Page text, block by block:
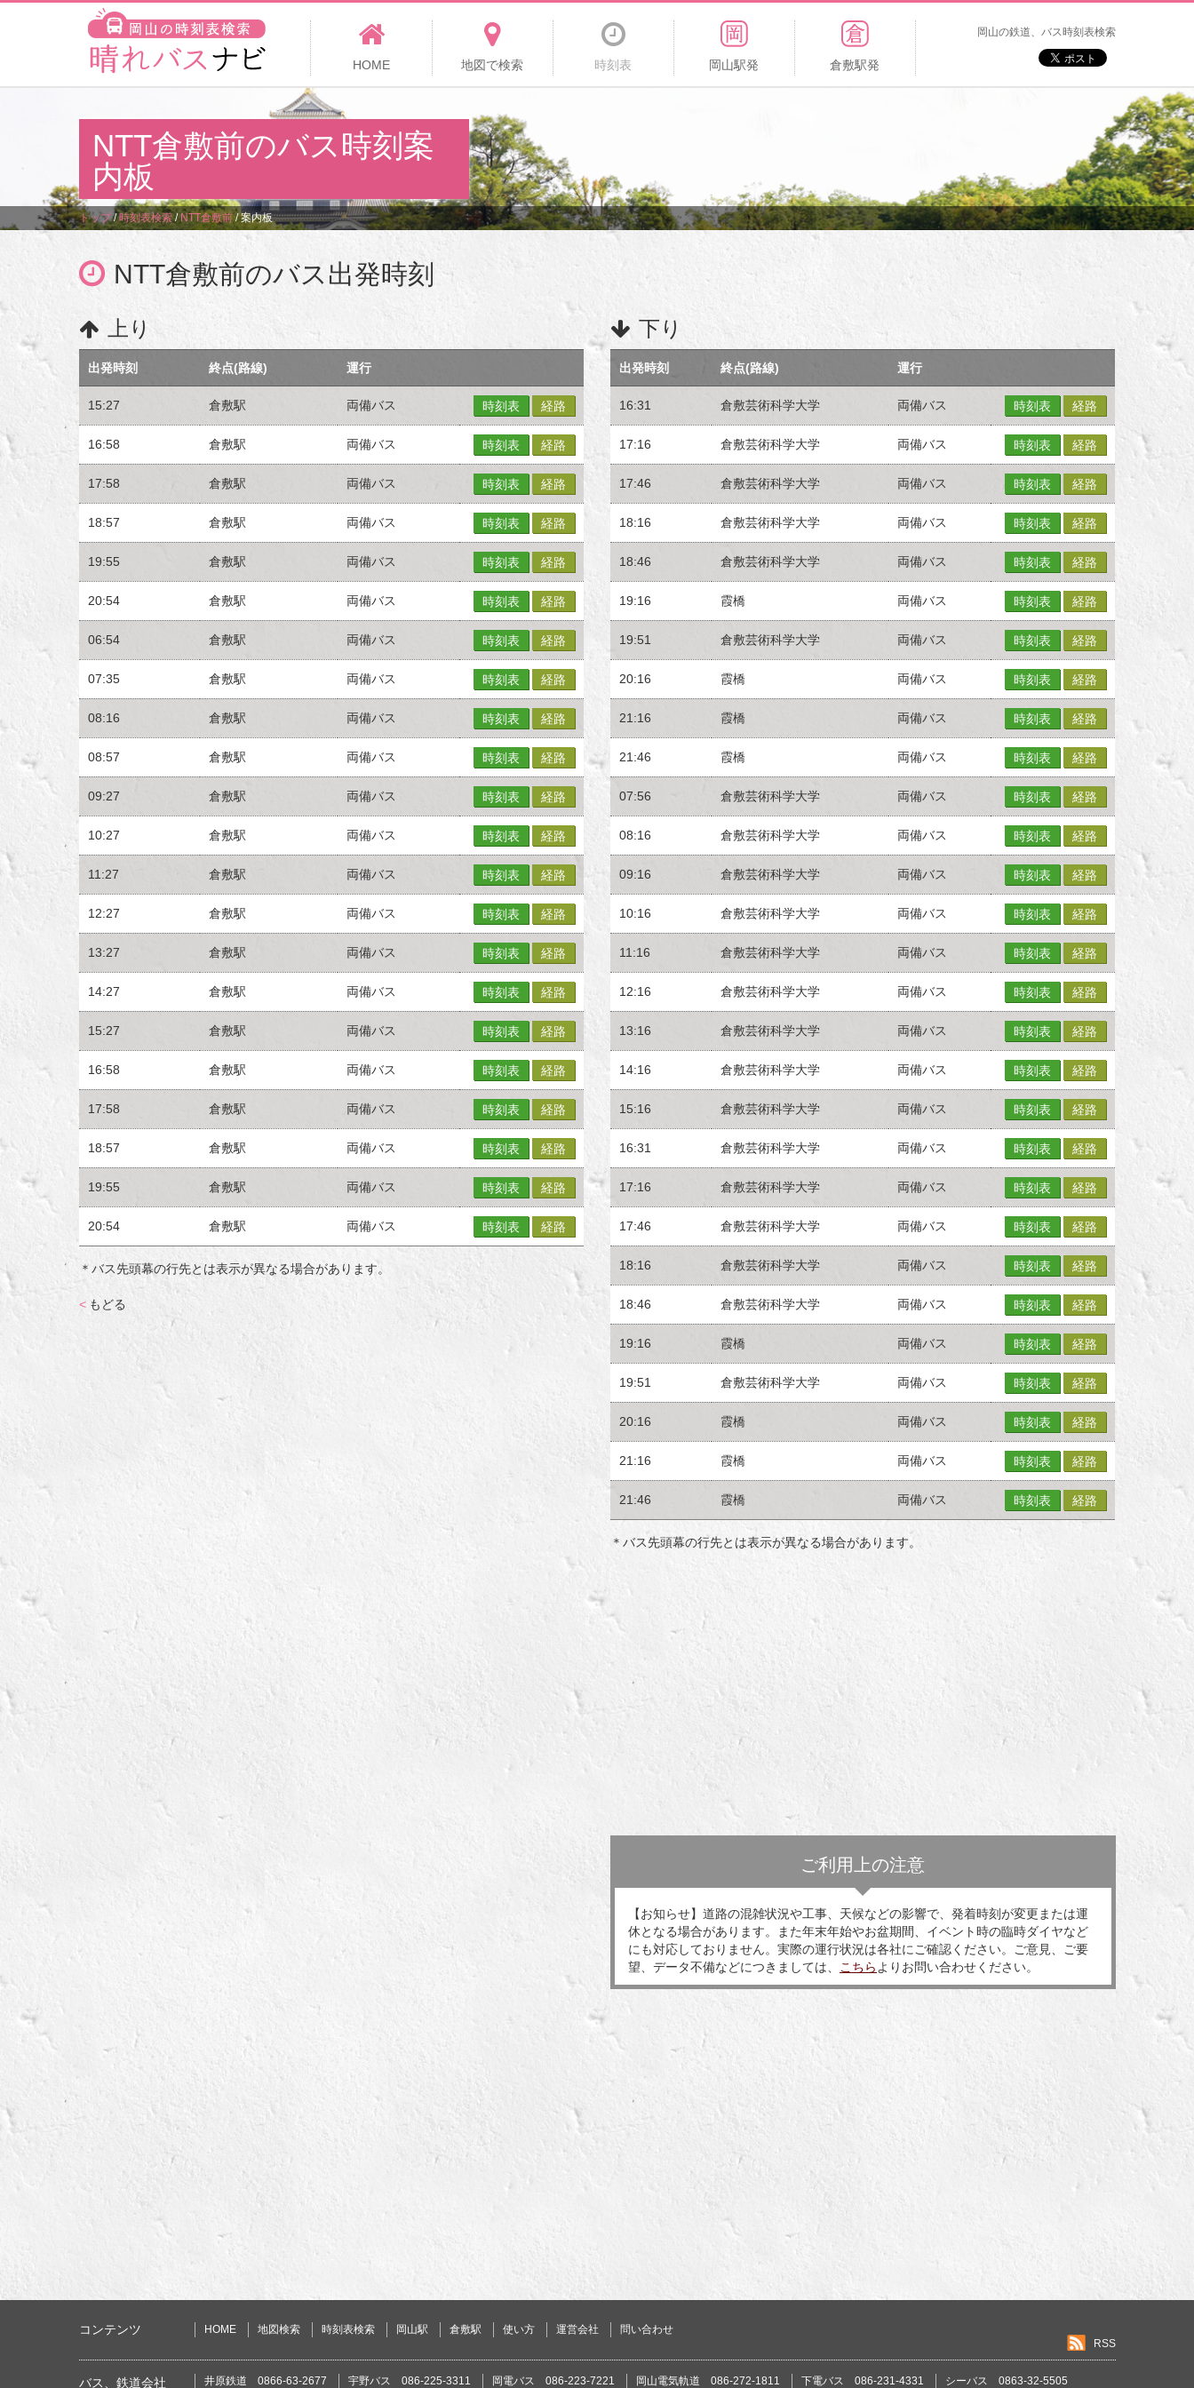
HOME 地図で検索 時刻表 岡山駅発 倉敷駅発
岡山の鉄道、バス時刻表検索
NTT倉敷前のバス時刻案
内板
トップ/時刻表検索/NTT倉敷前/案内板
NTT倉敷前のバス出発時刻
上り
出発時刻 終点(路線) 運行
15:27 倉敷駅 両備バス 時刻表 経路
16:58 倉敷駅 両備バス 時刻表 経路
17:58 倉敷駅 両備バス 時刻表 経路
18:57 倉敷駅 両備バス 時刻表 経路
19:55 倉敷駅 両備バス 時刻表 経路
20:54 倉敷駅 両備バス 時刻表 経路
06:54 倉敷駅 両備バス 時刻表 経路
07:35 倉敷駅 両備バス 時刻表 経路
08:16 倉敷駅 両備バス 時刻表 経路
08:57 倉敷駅 両備バス 時刻表 経路
09:27 倉敷駅 両備バス 時刻表 経路
10:27 倉敷駅 両備バス 時刻表 経路
11:27 倉敷駅 両備バス 時刻表 経路
12:27 倉敷駅 両備バス 時刻表 経路
13:27 倉敷駅 両備バス 時刻表 経路
14:27 倉敷駅 両備バス 時刻表 経路
15:27 倉敷駅 両備バス 時刻表 経路
16:58 倉敷駅 両備バス 時刻表 経路
17:58 倉敷駅 両備バス 時刻表 経路
18:57 倉敷駅 両備バス 時刻表 経路
19:55 倉敷駅 両備バス 時刻表 経路
20:54 倉敷駅 両備バス 時刻表 経路
＊バス先頭幕の行先とは表示が異なる場合があります。
< もどる
下り
出発時刻 終点(路線) 運行
16:31 倉敷芸術科学大学 両備バス 時刻表 経路
17:16 倉敷芸術科学大学 両備バス 時刻表 経路
17:46 倉敷芸術科学大学 両備バス 時刻表 経路
18:16 倉敷芸術科学大学 両備バス 時刻表 経路
18:46 倉敷芸術科学大学 両備バス 時刻表 経路
19:16 霞橋 両備バス 時刻表 経路
19:51 倉敷芸術科学大学 両備バス 時刻表 経路
20:16 霞橋 両備バス 時刻表 経路
21:16 霞橋 両備バス 時刻表 経路
21:46 霞橋 両備バス 時刻表 経路
07:56 倉敷芸術科学大学 両備バス 時刻表 経路
08:16 倉敷芸術科学大学 両備バス 時刻表 経路
09:16 倉敷芸術科学大学 両備バス 時刻表 経路
10:16 倉敷芸術科学大学 両備バス 時刻表 経路
11:16 倉敷芸術科学大学 両備バス 時刻表 経路
12:16 倉敷芸術科学大学 両備バス 時刻表 経路
13:16 倉敷芸術科学大学 両備バス 時刻表 経路
14:16 倉敷芸術科学大学 両備バス 時刻表 経路
15:16 倉敷芸術科学大学 両備バス 時刻表 経路
16:31 倉敷芸術科学大学 両備バス 時刻表 経路
17:16 倉敷芸術科学大学 両備バス 時刻表 経路
17:46 倉敷芸術科学大学 両備バス 時刻表 経路
18:16 倉敷芸術科学大学 両備バス 時刻表 経路
18:46 倉敷芸術科学大学 両備バス 時刻表 経路
19:16 霞橋 両備バス 時刻表 経路
19:51 倉敷芸術科学大学 両備バス 時刻表 経路
20:16 霞橋 両備バス 時刻表 経路
21:16 霞橋 両備バス 時刻表 経路
21:46 霞橋 両備バス 時刻表 経路
＊バス先頭幕の行先とは表示が異なる場合があります。
ご利用上の注意
【お知らせ】道路の混雑状況や工事、天候などの影響で、発着時刻が変更または運
休となる場合があります。また年末年始やお盆期間、イベント時の臨時ダイヤなど
にも対応しておりません。実際の運行状況は各社にご確認ください。ご意見、ご要
望、データ不備などにつきましては、
こちら よりお問い合わせください。
コンテンツ HOME 地図検索 時刻表検索 岡山駅 倉敷駅 使い方 運営会社
問い合わせ
RSS
バス、鉄道会社 井原鉄道 0866-63-2677 宇野バス 086-225-3311 岡電バス 086-223-7221 岡山電気軌道 086-272-1811 下電バス 086-231-4331 シーバス 0863-32-5505